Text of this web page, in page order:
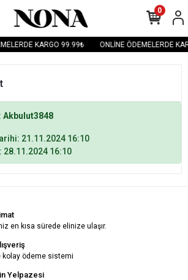
KARGO 99.99₺ ONLİNE ÖDEMELERDE
0
Akbulut3848
21.11.2024 16:10
28.11.2024 16:10
en kısa sürede elinize ulaşır.
kolay ödeme sistemi
Yelpazesi